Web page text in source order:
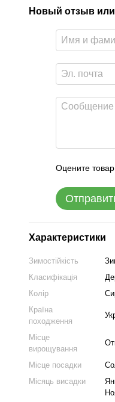
Новый отзыв
Оцените товар
Характеристики
Зимостійкість
Класифікація
Колір
Країна
походження
Місце
вирощування
Місце посадки
Місяць висадки